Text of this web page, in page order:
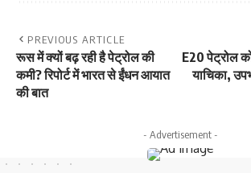
PREVIOUS ARTICLE
रूस में क्यों बढ़ रही है पेट्रोल की
कमी? रिपोर्ट में भारत से ईंधन आयात
की बात
E20 पेट्रोल
याचिका,
- Advertisement -